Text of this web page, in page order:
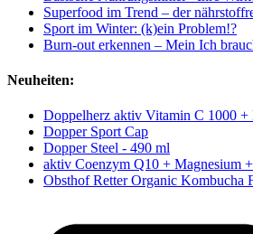
Superfood im Trend – der
Sport im Winter: (k)ein Problem!?
Burn-out erkennen – Mein Ich
Neuheiten:
Doppelherz aktiv Vitamin C 1000
Dopper Sport Cap
Dopper Steel - 490 ml
aktiv Coenzym Q10 + Magnesium
Obsthof Retter Organic Kombucha